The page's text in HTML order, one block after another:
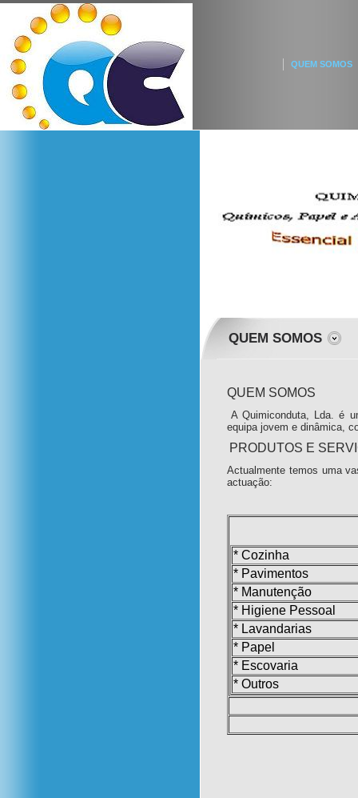
QUEM SOMOS
QUEM SOMOS
QUEM SOMOS
A Quimiconduta, Lda. é
equipa jovem e dinâmica,
PRODUTOS E
Actualmente temos uma
actuação:
* Cozinha
* Pavimentos
* Manutenção
* Higiene Pessoal
* Lavandarias
* Papel
* Escovaria
* Outros